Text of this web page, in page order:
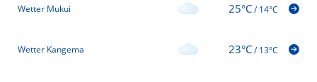
Wetter Mukui 25°C/14°C
Wetter Kangema 23°C/13°C